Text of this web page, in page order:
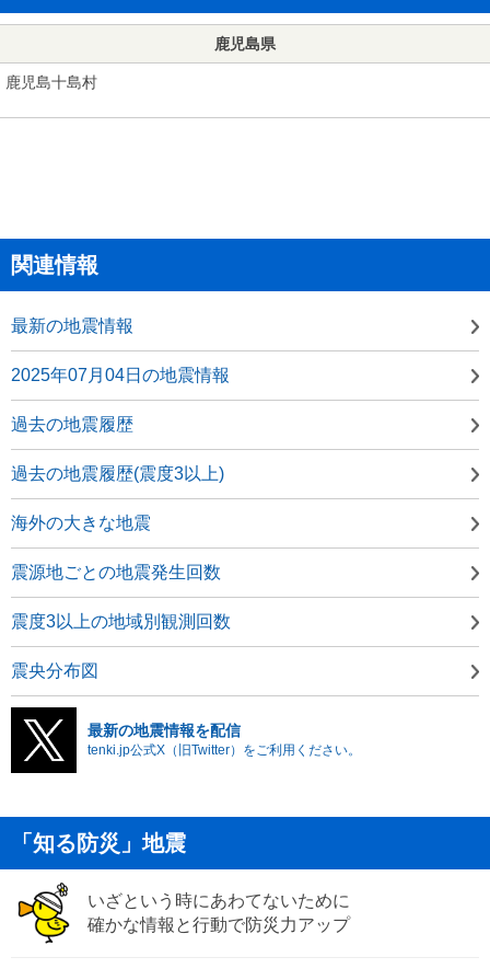
鹿児島県
鹿児島十島村
関連情報
最新の地震情報
2025年07月04日の地震情報
過去の地震履歴
過去の地震履歴(震度3以上)
海外の大きな地震
震源地ごとの地震発生回数
震度3以上の地域別観測回数
震央分布図
最新の地震情報を配信
tenki.jp公式X（旧Twitter）をご利用ください。
「知る防災」地震
いざという時にあわてないために
確かな情報と行動で防災力アップ